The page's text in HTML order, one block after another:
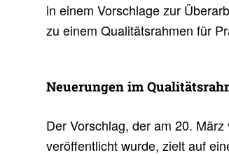
in einem Vorschlage zur
zu einem Qualitätsrahmen für
Neue­rungen im
Der Vorschlag, der am 20.
veröffentlicht wurde, zielt auf